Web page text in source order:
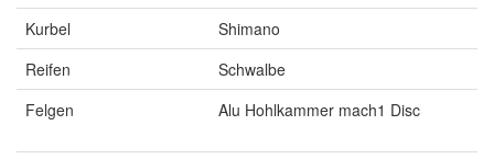
Kurbel
Shimano
Reifen
Schwalbe
Felgen
Alu Hohlkammer mach1 Disc